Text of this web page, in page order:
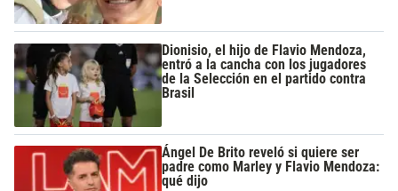
Dionisio, el hijo de Flavio Mendoza,
entró a la cancha con los jugadores
de la Selección en el partido contra
Brasil
Ángel De Brito reveló si quiere ser
padre como Marley y Flavio Mendoza:
qué dijo